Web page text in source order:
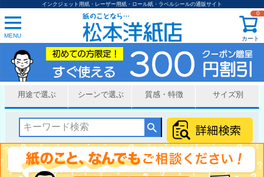
インクジェット用紙・レーザー用紙・ロール紙・ラベルシールの通販サイト
MENU カート
0
用途で選ぶ シーンで選ぶ 質感・特徴 サイズ別